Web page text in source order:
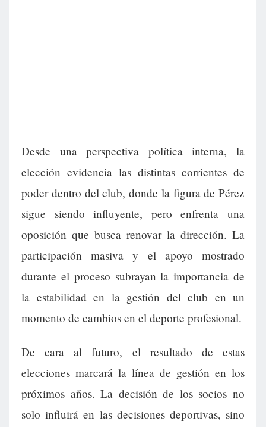
Desde una perspectiva política interna, la
elección evidencia las distintas corrientes de
poder dentro del club, donde la figura de Pérez
sigue siendo influyente, pero enfrenta una
oposición que busca renovar la dirección. La
participación masiva y el apoyo mostrado
durante el proceso subrayan la importancia de
la estabilidad en la gestión del club en un
momento de cambios en el deporte profesional.
De cara al futuro, el resultado de estas
elecciones marcará la línea de gestión en los
próximos años. La decisión de los socios no
solo influirá en las decisiones deportivas, sino